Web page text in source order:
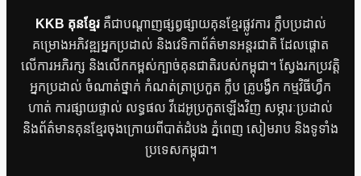
KKB គុនខ្មែរគឺជាបណ្តាញផ្សព្វផ្សាយគុនខ្មែរផ្លូវការ ក្លឹបប្រដាល់
គម្រោងអភិវឌ្ឍអ្នកប្រដាល់ និងវេទិកាព័ត៌មានអន្តរជាតិ ដែលផ្តោត
លើការអភិរក្ស និងលើកកម្ពស់ក្បាច់គុនជាតិរបស់កម្ពុជា។ ស្វែងរកប្រវត្តិ
អ្នកប្រដាល់ ចំណាត់ថ្នាក់ កំណត់ត្រាប្រកួត ក្លឹប គ្រូបង្វឹក កម្មវិធីហ្វឹក
ហាត់ ការផ្សាយផ្ទាល់ លទ្ធផល វីដេអូប្រកួតឡើងវិញ សម្ភារៈប្រដាល់
និងព័ត៌មានគុនខ្មែរចុងក្រោយពីបាត់ដំបង ភ្នំពេញ សៀមរាប និងទូទាំង
ប្រទេសកម្ពុជា។